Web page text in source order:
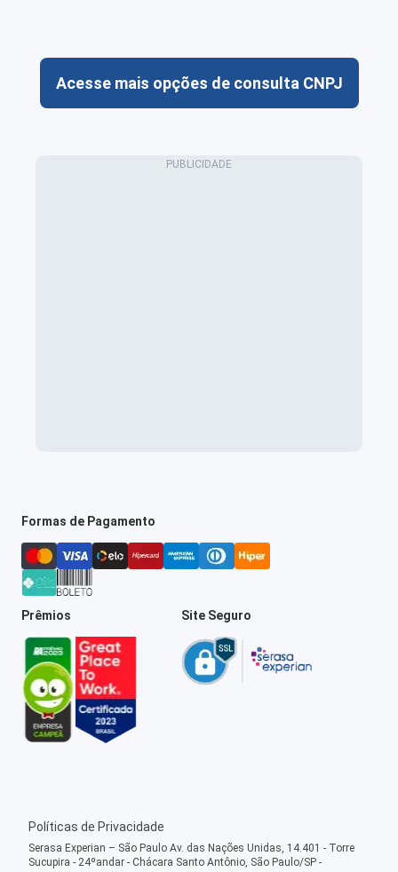
Acesse mais opções de consulta CNPJ
Formas de Pagamento
Prêmios Site Seguro
Políticas de Privacidade
Serasa Experian – São Paulo Av. das Nações Unidas, 14.401 - Torre
Sucupira - 24ºandar - Chácara Santo Antônio, São Paulo/SP -